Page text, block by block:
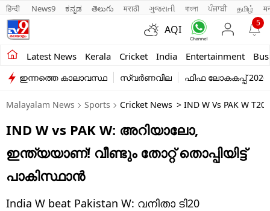
हिन्दी News9 ಕನ್ನಡ తెలుగు मराठी ગુજરાતી বাংলা ਪੰਜਾਬੀ தமிழ்
AQI
5
Latest News Kerala Cricket India Entertainment
Kerala
India
Entertainment
Business
Education
ഇന്നത്തെ കാലാവസ്ഥ സ്വർണവില ഫിഫ ലോകകപ്പ് 2026
Malayalam News Sports Cricket News > IND W Vs PAK W
IND W vs PAK W: അറിയാലോ,
ഇന്ത്യയാണ്! വീണ്ടും തോറ്റ് തൊപ്പിയിട്ട്
പാകിസ്ഥാന്‍
India W beat Pakistan W: വനിതാ ടി20